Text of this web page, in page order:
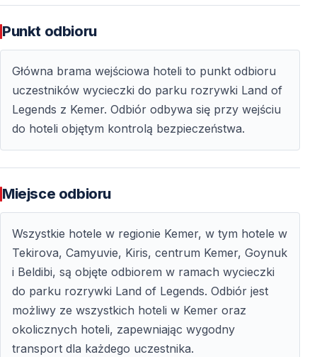
Czy jedzenie i napoje są wliczone w cenę?
Nie — jedzenie i napoje na terenie parku są dodatkowo
płatne.
Czy wycieczka jest odpowiednia dla dzieci?
Tak — park oferuje atrakcje dla dzieci, młodzieży i
dorosłych.
Jak długo trwa wycieczka?
Wycieczka trwa cały dzień, łącznie z transportem i
czasem spędzonym w parku.
Co warto zabrać ze sobą?
Strój kąpielowy, ręcznik, krem z filtrem, wygodne
ubrania oraz niewielką kwotę na posiłki i zakupy.
Punkt odbioru
Główna brama wejściowa hoteli to punkt odbioru
uczestników wycieczki do parku rozrywki Land of
Legends z Kemer. Odbiór odbywa się przy wejściu
do hoteli objętym kontrolą bezpieczeństwa.
Miejsce odbioru
Wszystkie hotele w regionie Kemer, w tym hotele w
Tekirova, Camyuvie, Kiris, centrum Kemer, Goynuk
i Beldibi, są objęte odbiorem w ramach wycieczki
do parku rozrywki Land of Legends. Odbiór jest
możliwy ze wszystkich hoteli w Kemer oraz
okolicznych hoteli, zapewniając wygodny
transport dla każdego uczestnika.